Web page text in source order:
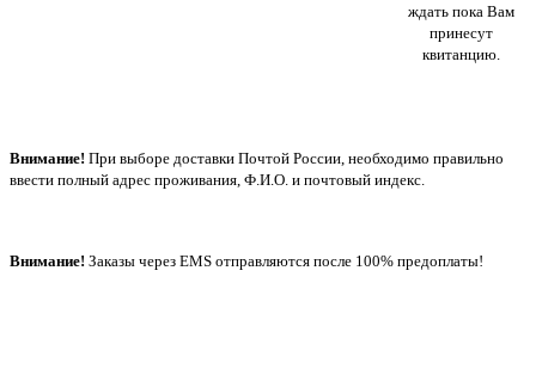
ждать пока Вам
принесут
квитанцию.
Внимание! При выборе доставки Почтой России, необходимо правильно
ввести полный адрес проживания, Ф.И.О. и почтовый индекс.
Внимание! Заказы через EMS отправляются после 100% предоплаты!